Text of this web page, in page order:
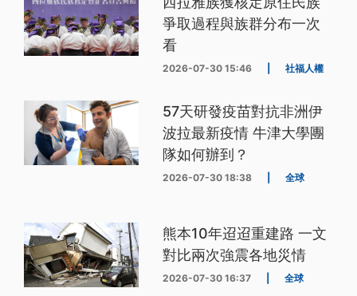
爭取過程與族群分布一次
看
2026-07-30 15:46 社福人權
57天研發疫苗對抗非洲伊
波拉最新疫情 牛津大學團
隊如何辦到？
2026-07-30 18:38 全球
熊本10年迢迢重建路 一文
對比兩次強震各地災情
2026-07-30 16:37 全球